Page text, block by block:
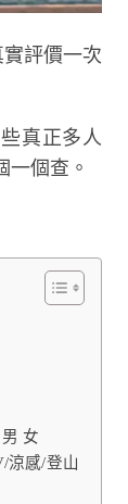
評價一次
真正多人
個查。
女
涼感/登山